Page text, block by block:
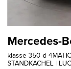
Mercedes-
klasse 350 d
STANDKACHEL |